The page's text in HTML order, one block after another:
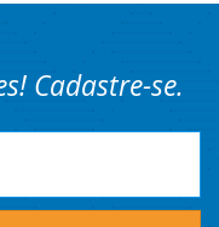
Cadastre-se.